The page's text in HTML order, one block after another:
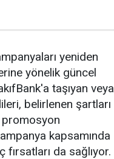
yeniden
yönelik güncel
taşıyan veya
belirlenen şartları
promosyon
kapsamında
da sağlıyor.